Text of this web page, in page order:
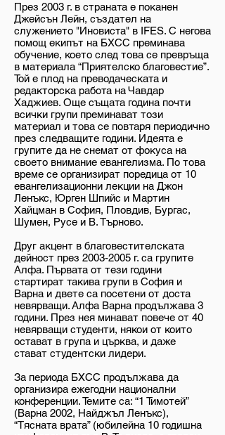
През 2003 г. в страната е поканен
Джейсън Лейн, създател на
служението "Иновиста" в IFES. С негова
помощ екипът на БХСС преминава
обучение, което след това се превръща
в материала “Приятелско благовестие”.
Той е плод на преводаческата и
редакторска работа на Чавдар
Хаджиев. Още същата година почти
всички групи преминават този
материал и това се повтаря периодично
през следващите години. Идеята е
групите да не снемат от фокуса на
своето внимание евангелизма. По това
време се организират поредица от 10
евангелизационни лекции на Джон
Ленъкс, Юрген Шпийс и Мартин
Хайцман в София, Пловдив, Бургас,
Шумен, Русе и В. Търново.
Друг акцент в благовестителската
дейност през 2003-2005 г. са групите
Алфа. Първата от тези години
стартират такива групи в София и
Варна и двете са посетени от доста
невярващи. Алфа Варна продължава 3
години. През нея минават повече от 40
невярващи студенти, някои от които
остават в група и църква, и даже
стават студентски лидери.
За периода БХСС продължава да
организира ежегодни национални
конференции. Темите са: “1 Тимотей”
(Варна 2002, Найджъл Ленъкс),
“Тясната врата” (юбилейна 10 годишна